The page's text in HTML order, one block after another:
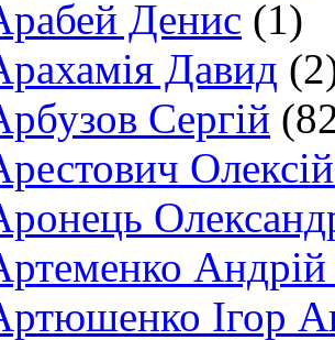
Денис (1)
Давид
Сергій
Андрій
Ігор